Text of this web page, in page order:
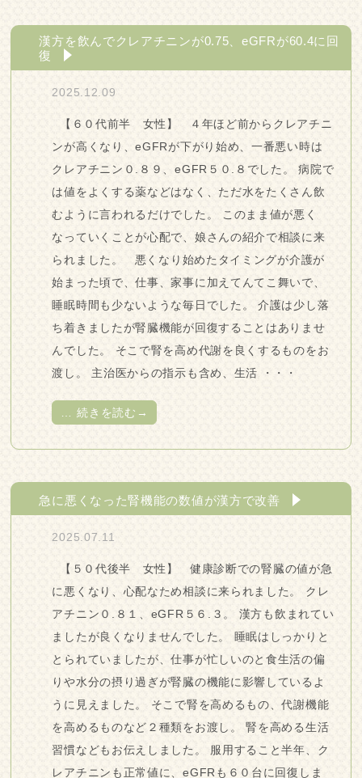
漢方を飲んでクレアチニンが0.75、eGFRが60.4に回
復
2025.12.09
【６０代前半 女性】 ４年ほど前からクレアチニ
ンが高くなり、eGFRが下がり始め、一番悪い時は
クレアチニン０.８９、eGFR５０.８でした。 病院で
は値をよくする薬などはなく、ただ水をたくさん飲
むように言われるだけでした。 このまま値が悪く
なっていくことが心配で、娘さんの紹介で相談に来
られました。 悪くなり始めたタイミングが介護が
始まった頃で、仕事、家事に加えてんてこ舞いで、
睡眠時間も少ないような毎日でした。 介護は少し落
ち着きましたが腎臓機能が回復することはありませ
んでした。 そこで腎を高め代謝を良くするものをお
渡し。 主治医からの指示も含め、生活 ・・・
… 続きを読む→
急に悪くなった腎機能の数値が漢方で改善
2025.07.11
【５０代後半 女性】 健康診断での腎臓の値が急
に悪くなり、心配なため相談に来られました。 クレ
アチニン０.８１、eGFR５６.３。 漢方も飲まれてい
ましたが良くなりませんでした。 睡眠はしっかりと
とられていましたが、仕事が忙しいのと食生活の偏
りや水分の摂り過ぎが腎臓の機能に影響しているよ
うに見えました。 そこで腎を高めるもの、代謝機能
を高めるものなど２種類をお渡し。 腎を高める生活
習慣などもお伝えしました。 服用すること半年、ク
レアチニンも正常値に、eGFRも６０台に回復しま